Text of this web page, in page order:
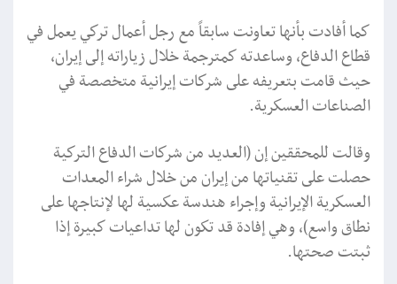
كما أفادت بأنها تعاونت سابقاً مع رجل أعمال تركي يعمل في
قطاع الدفاع، وساعدته كمترجمة خلال زياراته إلى إيران،
حيث قامت بتعريفه على شركات إيرانية متخصصة في
الصناعات العسكرية.
وقالت للمحققين إن (العديد من شركات الدفاع التركية
حصلت على تقنياتها من إيران من خلال شراء المعدات
العسكرية الإيرانية وإجراء هندسة عكسية لها لإنتاجها على
نطاق واسع)، وهي إفادة قد تكون لها تداعيات كبيرة إذا
ثبتت صحتها.